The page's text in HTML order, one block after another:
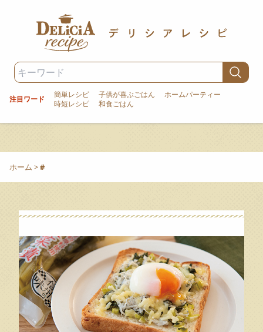
注目ワード 簡単レシピ 子供が喜ぶごはん
ホームパーティー
時短レシピ
和食ごはん
ホーム >#